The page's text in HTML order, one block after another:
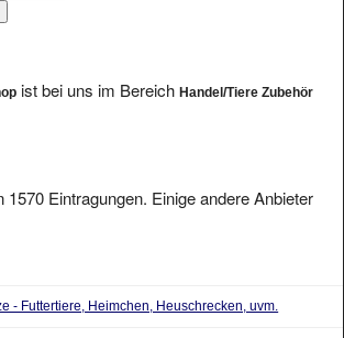
ist bei uns im Bereich Handel/Tiere Zubehör
Eintragungen. Einige andere Anbieter
- Futtertiere, Heimchen, Heuschrecken, uvm.